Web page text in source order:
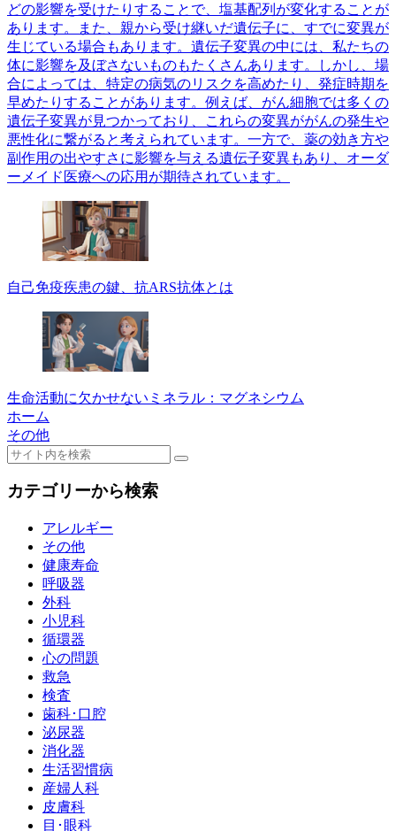
どの影響を受けたりすることで、塩基配列が変化することが
あります。また、親から受け継いだ遺伝子に、すでに変異が
生じている場合もあります。遺伝子変異の中には、私たちの
体に影響を及ぼさないものもたくさんあります。しかし、場
合によっては、特定の病気のリスクを高めたり、発症時期を
早めたりすることがあります。例えば、がん細胞では多くの
遺伝子変異が見つかっており、これらの変異ががんの発生や
悪性化に繋がると考えられています。一方で、薬の効き方や
副作用の出やすさに影響を与える遺伝子変異もあり、オーダ
ーメイド医療への応用が期待されています。
自己免疫疾患の鍵、抗ARS抗体とは
生命活動に欠かせないミネラル：マグネシウム
ホーム
その他
カテゴリーから検索
アレルギー
その他
健康寿命
呼吸器
外科
小児科
循環器
心の問題
救急
検査
歯科･口腔
泌尿器
消化器
生活習慣病
産婦人科
皮膚科
目･眼科